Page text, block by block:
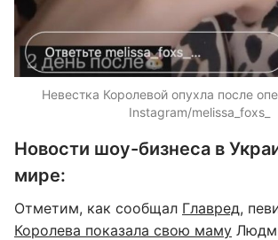
Невестка Королевой опухла после
Instagram/melissa_foxs_
Новости шоу-бизнеса в
мире:
Отметим, как сообщал Главред,
Королева показала свою маму